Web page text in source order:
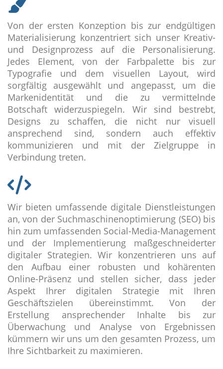
Von der ersten Konzeption bis zur endgültigen
Materialisierung konzentriert sich unser Kreativ-
und Designprozess auf die Personalisierung.
Jedes Element, von der Farbpalette bis zur
Typografie und dem visuellen Layout, wird
sorgfältig ausgewählt und angepasst, um die
Markenidentität und die zu vermittelnde
Botschaft widerzuspiegeln. Wir sind bestrebt,
Designs zu schaffen, die nicht nur visuell
ansprechend sind, sondern auch effektiv
kommunizieren und mit der Zielgruppe in
Verbindung treten.
Wir bieten umfassende digitale Dienstleistungen
an, von der Suchmaschinenoptimierung (SEO) bis
hin zum umfassenden Social-Media-Management
und der Implementierung maßgeschneiderter
digitaler Strategien. Wir konzentrieren uns auf
den Aufbau einer robusten und kohärenten
Online-Präsenz und stellen sicher, dass jeder
Aspekt Ihrer digitalen Strategie mit Ihren
Geschäftszielen übereinstimmt. Von der
Erstellung ansprechender Inhalte bis zur
Überwachung und Analyse von Ergebnissen
kümmern wir uns um den gesamten Prozess, um
Ihre Sichtbarkeit zu maximieren.